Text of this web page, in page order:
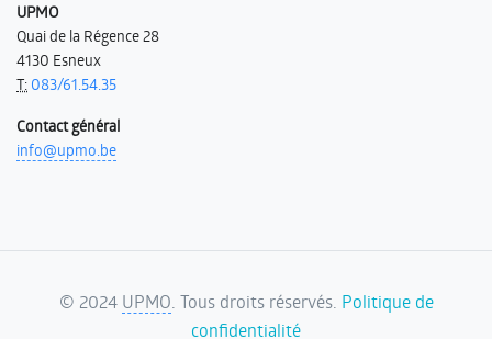
UPMO
Quai de la Régence 28
4130 Esneux
T: 083/61.54.35
Contact général
info@upmo.be
© 2024 UPMO . Tous droits réservés. Politique de
confidentialité